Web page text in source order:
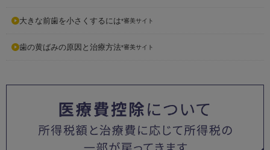
大きな前歯を小さくするには*審美サイト
歯の黄ばみの原因と治療方法*審美サイト